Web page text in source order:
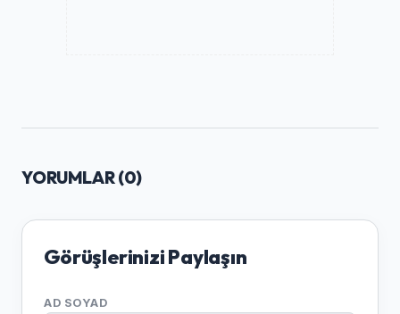
YORUMLAR (0)
Görüşlerinizi Paylaşın
AD SOYAD